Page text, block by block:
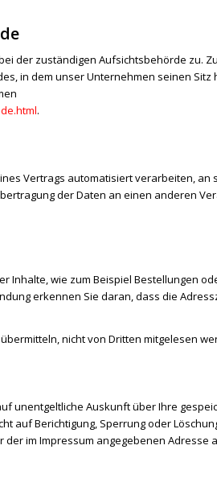
der zuständigen Aufsichtsbehörde zu.
in dem unser Unternehmen seinen Sitz
.
Vertrags automatisiert verarbeiten, an
der Daten an einen anderen
wie zum Beispiel Bestellungen
erkennen Sie daran, dass die
nicht von Dritten mitgelesen
unentgeltliche Auskunft über Ihre
auf Berichtigung, Sperrung oder
im Impressum angegebenen Adresse